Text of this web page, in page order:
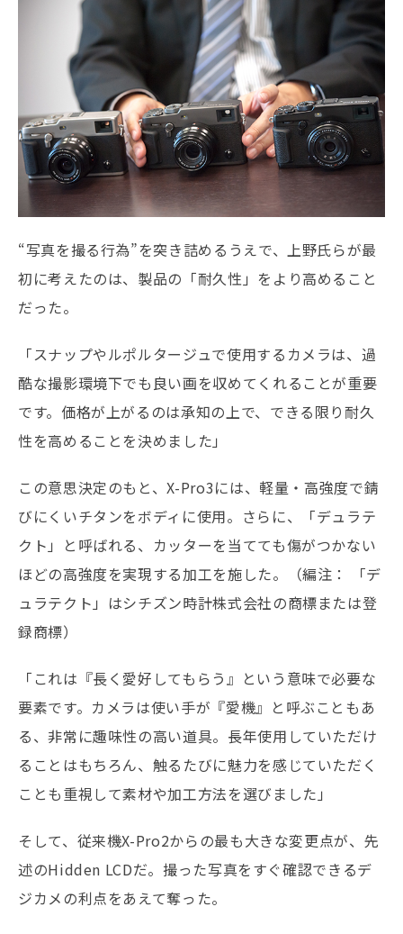
“写真を撮る行為”を突き詰めるうえで、上野氏らが最
初に考えたのは、製品の「耐久性」をより高めること
だった。
「スナップやルポルタージュで使用するカメラは、過
酷な撮影環境下でも良い画を収めてくれることが重要
です。価格が上がるのは承知の上で、できる限り耐久
性を高めることを決めました」
この意思決定のもと、X-Pro3には、軽量・高強度で錆
びにくいチタンをボディに使用。さらに、「デュラテ
クト」と呼ばれる、カッターを当てても傷がつかない
ほどの高強度を実現する加工を施した。（編注： 「デ
ュラテクト」はシチズン時計株式会社の商標または登
録商標）
「これは『長く愛好してもらう』という意味で必要な
要素です。カメラは使い手が『愛機』と呼ぶこともあ
る、非常に趣味性の高い道具。長年使用していただけ
ることはもちろん、触るたびに魅力を感じていただく
ことも重視して素材や加工方法を選びました」
そして、従来機X-Pro2からの最も大きな変更点が、先
述のHidden LCDだ。撮った写真をすぐ確認できるデ
ジカメの利点をあえて奪った。